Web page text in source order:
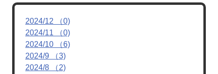
2024/12 （0)
2024/11 （0)
2024/10 （6)
2024/9 （3)
2024/8 （2)